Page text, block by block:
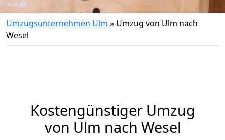
Umzugsunternehmen Ulm » Umzug von Ulm nach
Wesel
Kostengünstiger Umzug
von Ulm nach Wesel